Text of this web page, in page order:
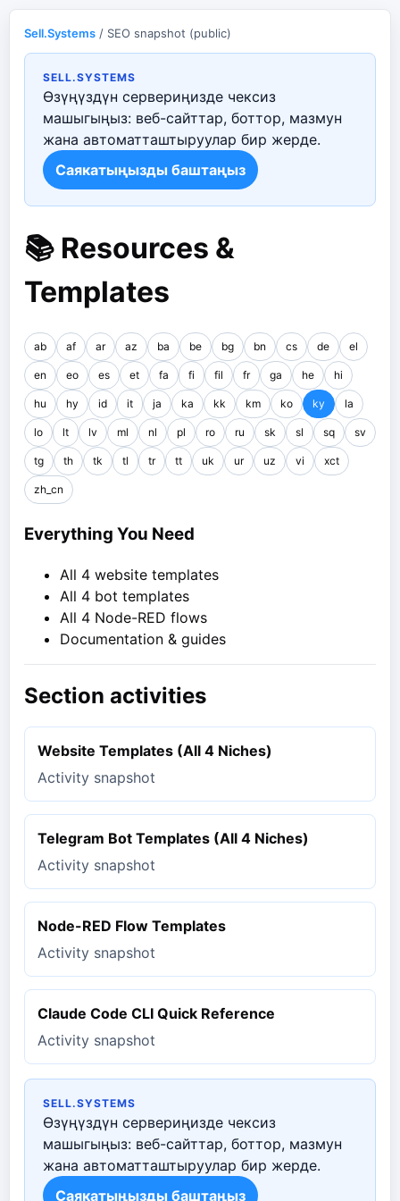
Sell.Systems / SEO snapshot (public)
SELL.SYSTEMS
Өзүңүздүн сервериңизде чексиз
машыгыңыз: веб-сайттар, боттор, мазмун
жана автоматташтыруулар бир жерде.
Саякатыңызды баштаңыз
📚 Resources &
Templates
ab af ar az ba be bg bn cs de el
en eo es et fa fi fil fr ga he hi
hu hy id it ja ka kk km ko ky la
lo lt lv ml nl pl ro ru sk sl sq sv
tg th tk tl tr tt uk ur uz vi xct
zh_cn
Everything You Need
All 4 website templates
All 4 bot templates
All 4 Node-RED flows
Documentation & guides
Section activities
Website Templates (All 4 Niches)
Activity snapshot
Telegram Bot Templates (All 4 Niches)
Activity snapshot
Node-RED Flow Templates
Activity snapshot
Claude Code CLI Quick Reference
Activity snapshot
SELL.SYSTEMS
Өзүңүздүн сервериңизде чексиз
машыгыңыз: веб-сайттар, боттор, мазмун
жана автоматташтыруулар бир жерде.
Саякатыңызды баштаңыз